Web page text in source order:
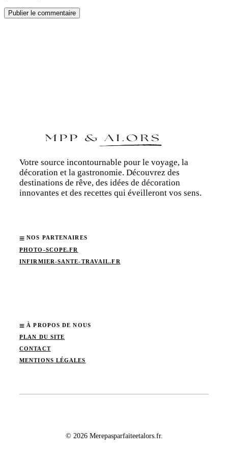
Votre source incontournable pour le voyage, la
décoration et la gastronomie. Découvrez des
destinations de rêve, des idées de décoration
innovantes et des recettes qui éveilleront vos sens.
NOS PARTENAIRES
PHOTO-SCOPE.FR
INFIRMIER-SANTE-TRAVAIL.FR
À PROPOS DE NOUS
PLAN DU SITE
CONTACT
MENTIONS LÉGALES
© 2026 Merepasparfaiteetalors.fr.